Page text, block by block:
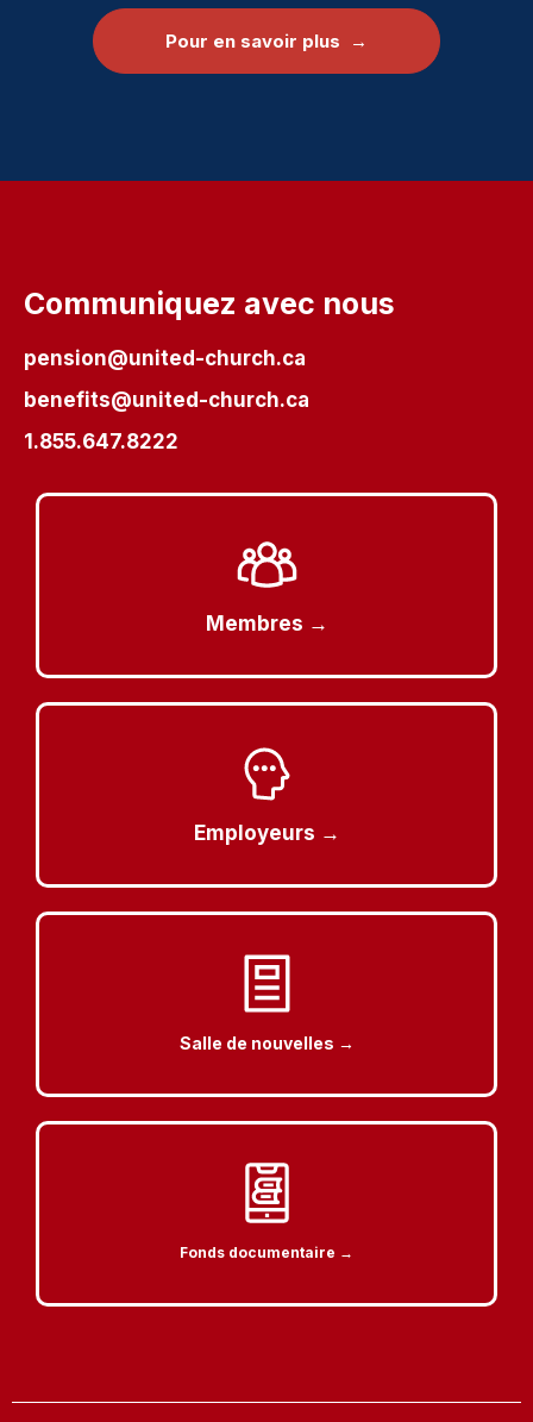
Pour en savoir plus →
Communiquez avec nous
pension@united-church.ca
benefits@united-church.ca
1.855.647.8222
Membres →
Employeurs →
Salle de nouvelles →
Fonds documentaire →